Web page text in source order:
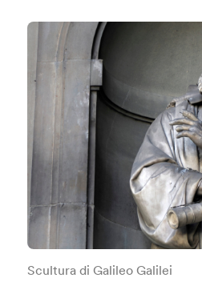
Scultura di Galileo Galilei